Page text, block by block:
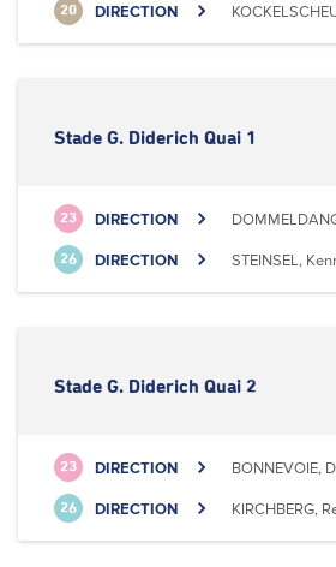
20 DIRECTION
Stade G. Diderich Quai 1
23 DIRECTION
26 DIRECTION STEINSEL,
Stade G. Diderich Quai 2
23 DIRECTION BONNEVOIE,
26 DIRECTION KIRCHBERG,